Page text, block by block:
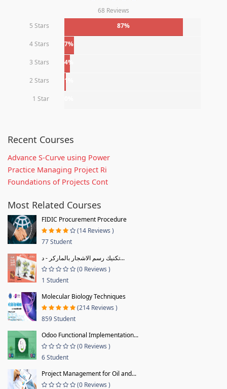
68 Reviews
5 Stars
87%
4 Stars 7%
3 Stars 4%
2 Stars 1%
1 Star
Recent Courses
Advance S-Curve using Power
Practice Managing Project Ri
Foundations of Projects Cont
Most Related Courses
FIDIC Procurement Procedure
(14 Reviews )
77 Student
تكنيك رسم الاشجار بالماركر - د...
(0 Reviews )
1 Student
Molecular Biology Techniques
(214 Reviews )
859 Student
Odoo Functional Implementation...
(0 Reviews )
6 Student
Project Management for Oil and...
(0 Reviews )